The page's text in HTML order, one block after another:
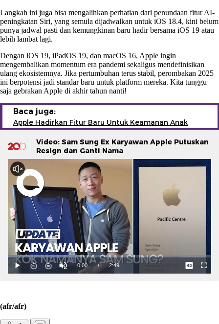
Langkah ini juga bisa mengalihkan perhatian dari penundaan fitur AI-
peningkatan Siri, yang semula dijadwalkan untuk iOS 18.4, kini belum
punya jadwal pasti dan kemungkinan baru hadir bersama iOS 19 atau
lebih lambat lagi.
Dengan iOS 19, iPadOS 19, dan macOS 16, Apple ingin
mengembalikan momentum era pandemi sekaligus mendefinisikan
ulang ekosistemnya. Jika pertumbuhan terus stabil, perombakan 2025
ini berpotensi jadi standar baru untuk platform mereka. Kita tunggu
saja gebrakan Apple di akhir tahun nanti!
Baca juga:
Apple Hadirkan Fitur Baru Untuk Keamanan Anak
Video: Sam Sung Ex Karyawan Apple Putuskan
Resign dan Ganti Nama
(afr/afr)